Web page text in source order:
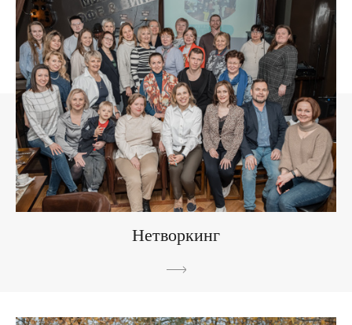
Нетворкинг